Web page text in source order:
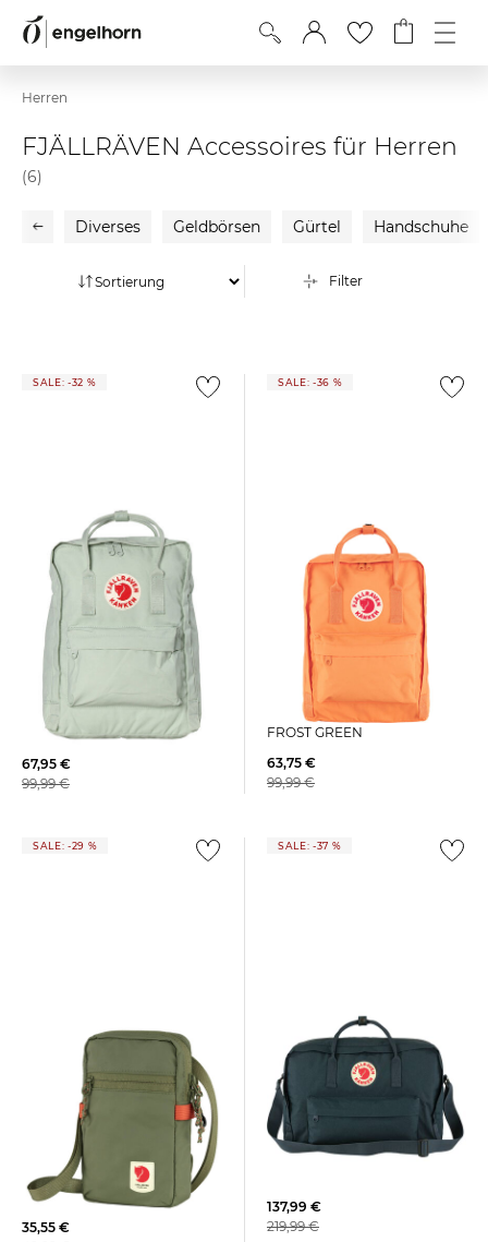
Herren
FJÄLLRÄVEN Accessoires für Herren
(6)
Diverses Geldbörsen Gürtel Handschuhe
Filter
SALE: -32 %
FJÄLLRÄVEN |
Tagesrucksack KANKEN MINT
GREEN
67,95 €
99,99 €
SALE: -36 %
FJÄLLRÄVEN |
Tagesrucksack KANKEN
FROST GREEN
63,75 €
99,99 €
SALE: -29 %
FJÄLLRÄVEN |
Umhängetasche HIGH COAST
POCKET
35,55 €
SALE: -37 %
FJÄLLRÄVEN | Reisetasche
137,99 €
219,99 €